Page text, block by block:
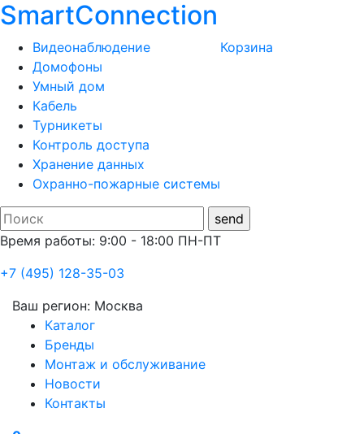
SmartConnection
Видеонаблюдение
Домофоны
Умный дом
Кабель
Турникеты
Контроль доступа
Хранение данных
Охранно-пожарные системы
Корзина
Время работы: 9:00 - 18:00 ПН-ПТ
+7 (495) 128-35-03
Ваш регион: Москва
Каталог
Бренды
Монтаж и обслуживание
Новости
Контакты